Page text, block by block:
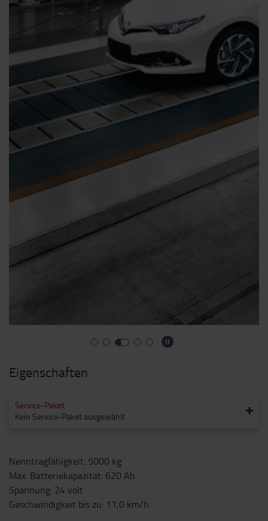
Eigenschaften
Service-Paket
Kein Service-Paket ausgewählt
Nenntragfähigkeit: 5000 kg
Max. Batteriekapazität: 620 Ah
Spannung: 24 volt
Geschwindigkeit bis zu: 11,0 km/h